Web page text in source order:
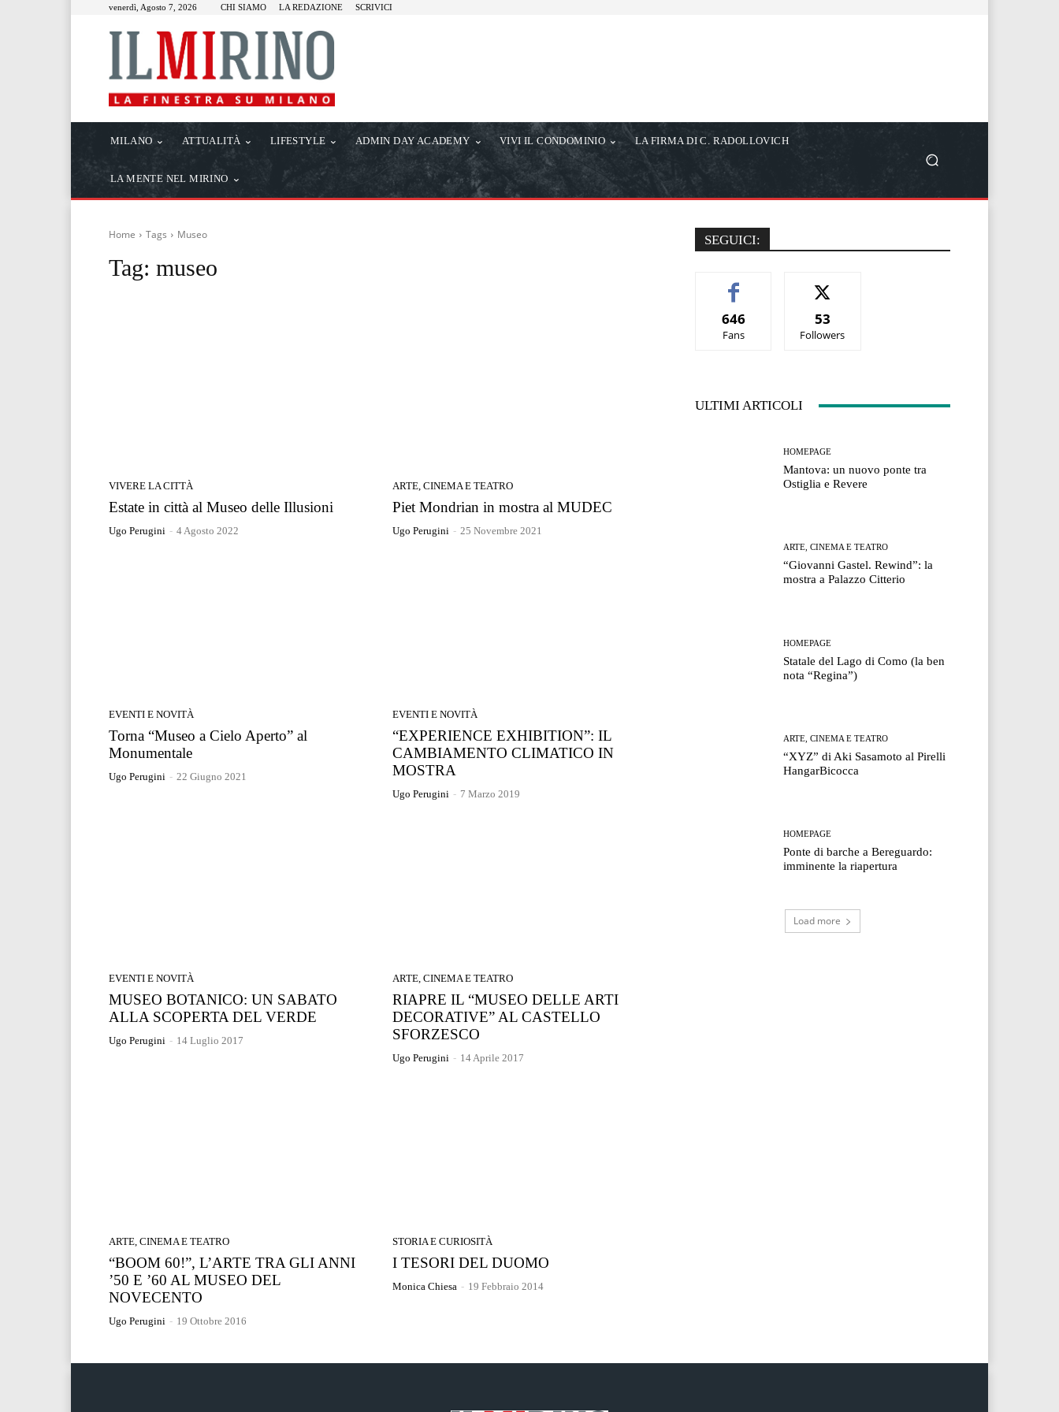
venerdì, Agosto 7, 2026 CHI SIAMO LA REDAZIONE SCRIVICI
MILANO ATTUALITÀ LIFESTYLE ADMIN DAY ACADEMY VIVI IL CONDOMINIO LA FIRMA DI C. RADOLLOVICH
LA MENTE NEL MIRINO
Home Tags Museo
Tag: museo
VIVERE LA CITTÀ
Estate in città al Museo delle Illusioni
Ugo Perugini - 4 Agosto 2022
ARTE, CINEMA E TEATRO
Piet Mondrian in mostra al MUDEC
Ugo Perugini - 25 Novembre 2021
EVENTI E NOVITÀ
Torna “Museo a Cielo Aperto” al
Monumentale
Ugo Perugini - 22 Giugno 2021
EVENTI E NOVITÀ
“EXPERIENCE EXHIBITION”: IL
CAMBIAMENTO CLIMATICO IN
MOSTRA
Ugo Perugini - 7 Marzo 2019
EVENTI E NOVITÀ
MUSEO BOTANICO: UN SABATO
ALLA SCOPERTA DEL VERDE
Ugo Perugini - 14 Luglio 2017
ARTE, CINEMA E TEATRO
RIAPRE IL “MUSEO DELLE ARTI
DECORATIVE” AL CASTELLO
SFORZESCO
Ugo Perugini - 14 Aprile 2017
ARTE, CINEMA E TEATRO
“BOOM 60!”, L’ARTE TRA GLI ANNI
’50 E ’60 AL MUSEO DEL
NOVECENTO
Ugo Perugini - 19 Ottobre 2016
STORIA E CURIOSITÀ
I TESORI DEL DUOMO
Monica Chiesa - 19 Febbraio 2014
SEGUICI:
646
Fans
53
Followers
ULTIMI ARTICOLI
HOMEPAGE
Mantova: un nuovo ponte tra
Ostiglia e Revere
ARTE, CINEMA E TEATRO
“Giovanni Gastel. Rewind”: la
mostra a Palazzo Citterio
HOMEPAGE
Statale del Lago di Como (la ben
nota “Regina”)
ARTE, CINEMA E TEATRO
“XYZ” di Aki Sasamoto al Pirelli
HangarBicocca
HOMEPAGE
Ponte di barche a Bereguardo:
imminente la riapertura
Load more